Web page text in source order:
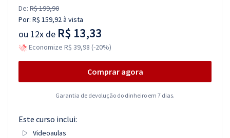
De: R$ 199,90
Por: R$ 159,92à vista
ou 12x de R$ 13,33
Economize R$ 39,98 (-20%)
Comprar agora
Garantia de devolução do dinheiro em 7 dias.
Este curso inclui:
Videoaulas